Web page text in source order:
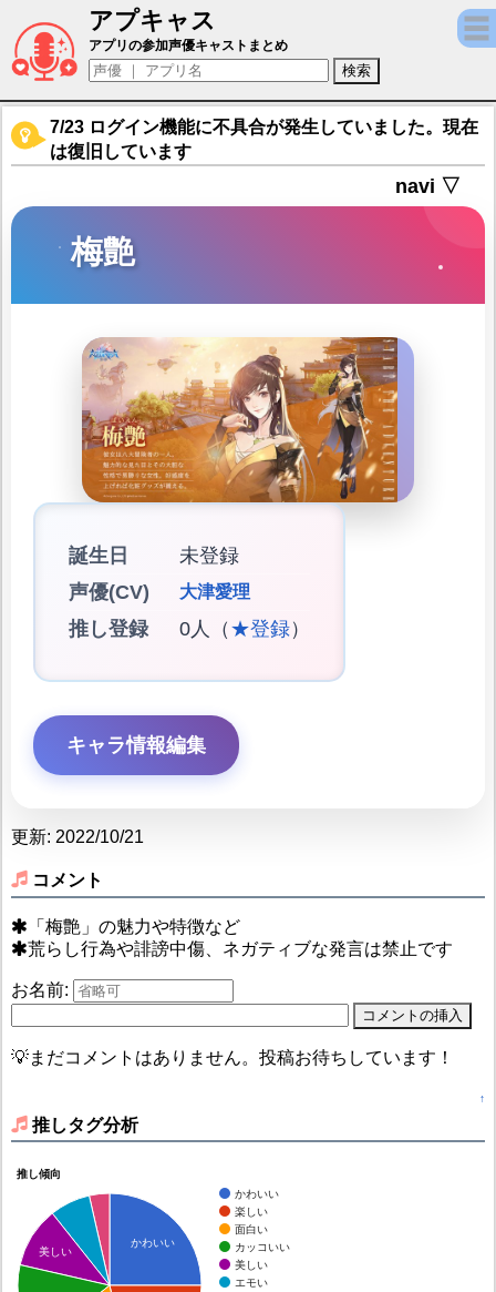
アプキャス
梅艶（声優：大津愛理)【AZUREA-空の唄-】
アプリの参加声優キャストまとめ
7/23 ログイン機能に不具合が発生していました。現在
は復旧しています
navi ▽
梅艶
誕生日
未登録
声優(CV)
大津愛理
推し登録 0人（ ★登録）
キャラ情報編集
更新: 2022/10/21
コメント
「梅艶」の魅力や特徴など
荒らし行為や誹謗中傷、ネガティブな発言は禁止です
お名前:
💡まだコメントはありません。投稿お待ちしています！
↑
推しタグ分析
推し傾向
かわいい
楽しい
面白い
カッコいい
美しい
エモい
かわいい
美しい